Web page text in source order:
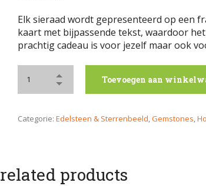
Elk sieraad wordt gepresenteerd op een
kaart met bijpassende tekst, waardoor
prachtig cadeau is voor jezelf maar ook
Toevoegen aan
Categorie: Edelsteen & Sterrenbeeld,Gemstones,
related products